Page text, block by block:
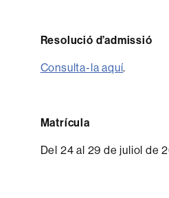
Resolució d’admissió
Consulta-la aquí.
Matrícula
Del 24 al 29 de juliol de